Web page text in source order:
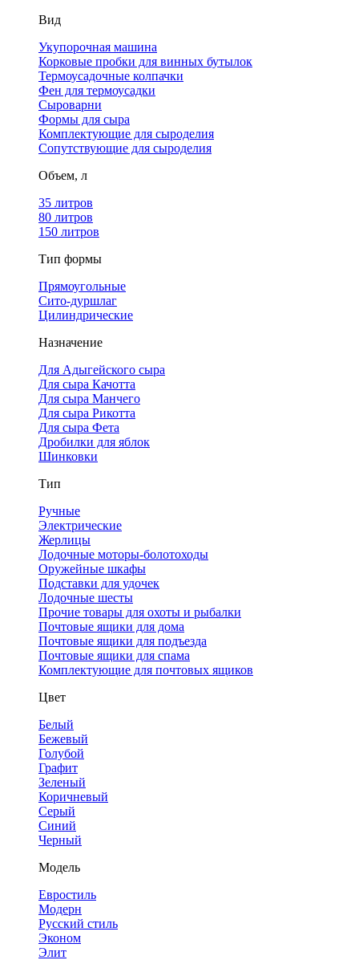
Вид
Укупорочная машина
Корковые пробки для винных бутылок
Термоусадочные колпачки
Фен для термоусадки
Сыроварни
Формы для сыра
Комплектующие для сыроделия
Сопутствующие для сыроделия
Объем, л
35 литров
80 литров
150 литров
Тип формы
Прямоугольные
Сито-дуршлаг
Цилиндрические
Назначение
Для Адыгейского сыра
Для сыра Качотта
Для сыра Манчего
Для сыра Рикотта
Для сыра Фета
Дробилки для яблок
Шинковки
Тип
Ручные
Электрические
Жерлицы
Лодочные моторы-болотоходы
Оружейные шкафы
Подставки для удочек
Лодочные шесты
Прочие товары для охоты и рыбалки
Почтовые ящики для дома
Почтовые ящики для подъезда
Почтовые ящики для спама
Комплектующие для почтовых ящиков
Цвет
Белый
Бежевый
Голубой
Графит
Зеленый
Коричневый
Серый
Синий
Черный
Модель
Евростиль
Модерн
Русский стиль
Эконом
Элит